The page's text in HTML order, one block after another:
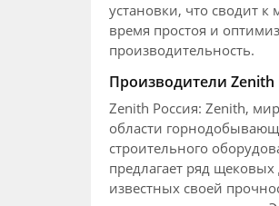
установки, что сводит
время простоя и
производительность.
Производители Zenith
Zenith Россия: Zenith,
области
строительного
предлагает ряд
известных своей